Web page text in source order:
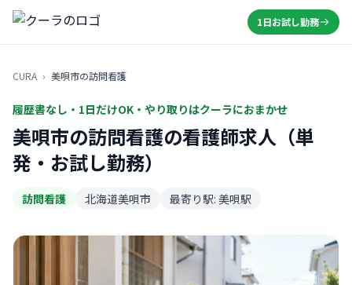
1日お試し勤務
CURA › 美唄市の訪問看護
履歴書なし・1日だけOK・やり取りはクーラにおまかせ
美唄市の訪問看護の看護師求人（単
発・お試し勤務）
訪問看護 北海道美唄市 最寄り駅: 美唄駅